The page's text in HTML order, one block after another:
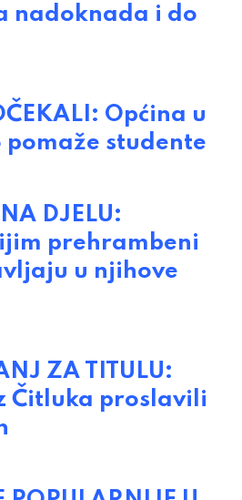
nadoknada i do
Općina u
pomaže studente
DJELU:
prehrambeni
u njihove
ZA TITULU:
Čitluka proslavili